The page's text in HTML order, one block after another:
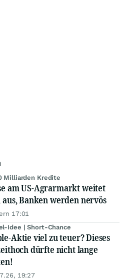
Milliarden Kredite
am US-Agrarmarkt weitet
aus, Banken werden nervös
17:01
Idee | Short-Chance
Aktie viel zu teuer? Dieses
dürfte nicht lange
19:27